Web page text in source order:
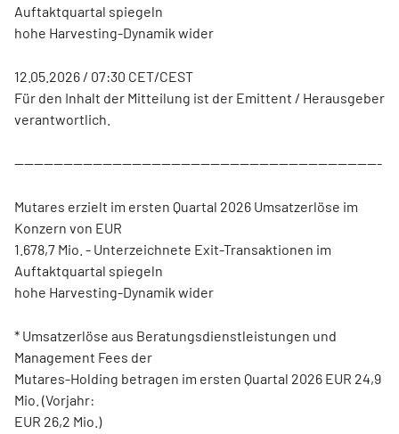
Auftaktquartal spiegeln
hohe Harvesting-Dynamik wider
12.05.2026 / 07:30 CET/CEST
Für den Inhalt der Mitteilung ist der Emittent / Herausgeber
verantwortlich.
---------------------------------------------------------------------------
Mutares erzielt im ersten Quartal 2026 Umsatzerlöse im
Konzern von EUR
1.678,7 Mio. - Unterzeichnete Exit-Transaktionen im
Auftaktquartal spiegeln
hohe Harvesting-Dynamik wider
* Umsatzerlöse aus Beratungsdienstleistungen und
Management Fees der
Mutares-Holding betragen im ersten Quartal 2026 EUR 24,9
Mio. (Vorjahr:
EUR 26,2 Mio.)